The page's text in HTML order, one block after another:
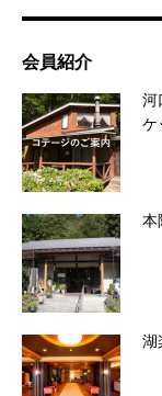
会員紹介
河
ケ
本
湖